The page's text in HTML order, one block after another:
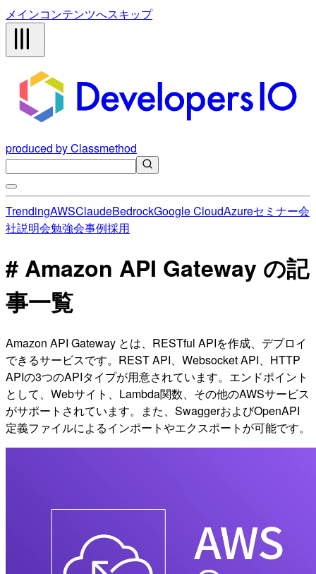
メインコンテンツへスキップ
produced by Classmethod
TrendingAWSClaudeBedrockGoogle CloudAzureセミナー会
社説明会勉強会事例採用
# Amazon API Gateway の記
事一覧
Amazon API Gateway とは、RESTful APIを作成、デプロイ
できるサービスです。REST API、Websocket API、HTTP
APIの3つのAPIタイプが用意されています。エンドポイント
として、Webサイト、Lambda関数、その他のAWSサービス
がサポートされています。また、SwaggerおよびOpenAPI
定義ファイルによるインポートやエクスポートが可能です。